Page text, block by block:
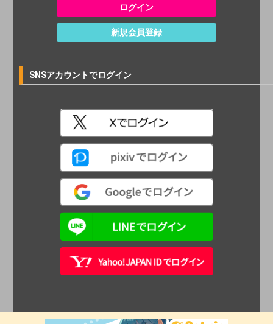
新規会員登録
SNSアカウントでログイン